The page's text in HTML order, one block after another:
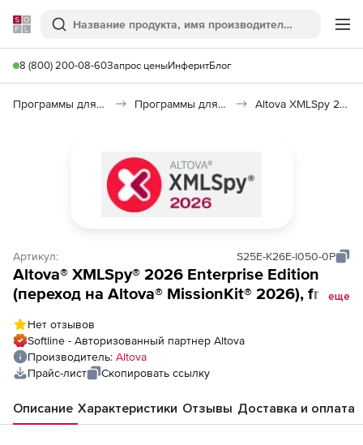
Softline
Поиск
8 (800) 200-08-60Запрос ценыИнферитБлог
Программы для программирования Программы для разработки ПО Altova XMLSpy 2026
Артикул: S25E-K26E-I050-0P
Altova® XMLSpy® 2026 Enterprise Edition
(переход на Altova® MissionKit® 2026), from
Altova® MissionKit® 2026 Enterprise Edition
Installed Users (50)
еще
Нет отзывов
Softline - Авторизованный партнер Altova
Производитель: Altova
Прайс-лист
Скопировать ссылку
Описание Характеристики Отзывы Доставка и оплата